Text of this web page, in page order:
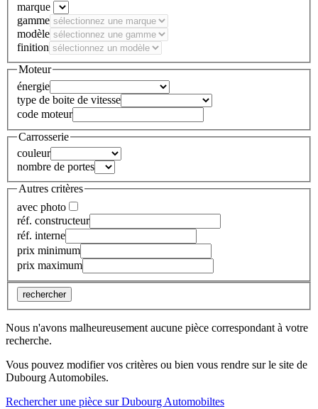
marque
gamme
modèle
finition
Moteur
énergie
type de boite de vitesse
code moteur
Carrosserie
couleur
nombre de portes
Autres critères
avec photo
réf. constructeur
réf. interne
prix minimum
prix maximum
rechercher
Nous n'avons malheureusement aucune pièce correspondant à votre
recherche.
Vous pouvez modifier vos critères ou bien vous rendre sur le site de
Dubourg Automobiles.
Rechercher une pièce sur Dubourg Automobiltes